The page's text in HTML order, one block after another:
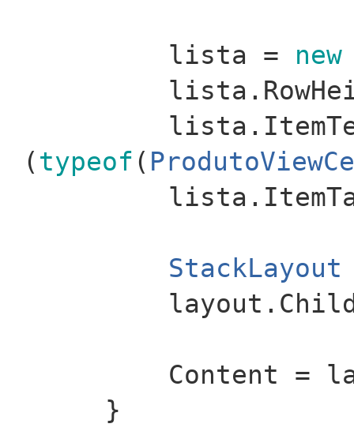
lista = new
( typeof (
StackLayout
Content =
}